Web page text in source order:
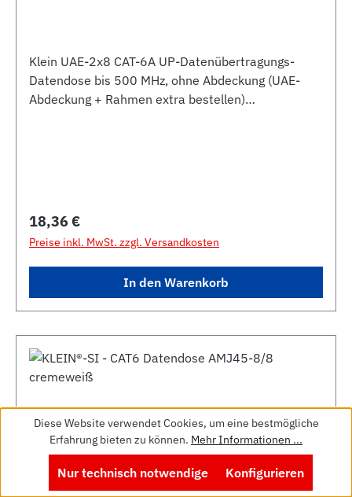
Klein UAE-2x8 CAT-6A UP-Datenübertragungs-
Datendose bis 500 MHz, ohne Abdeckung (UAE-
Abdeckung + Rahmen extra bestellen)
Schalterprogramme
Regulärer Preis:
18,36 €
Preise inkl. MwSt. zzgl. Versandkosten
In den Warenkorb
Diese Website verwendet Cookies, um eine bestmögliche
Erfahrung bieten zu können. Mehr Informationen ...
Nur technisch notwendige Konfigurieren